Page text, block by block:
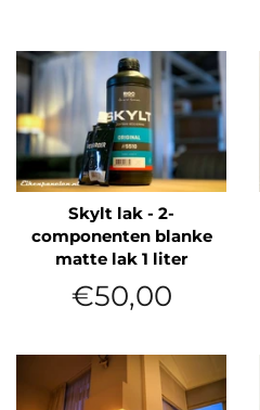
Skylt lak - 2-
componenten blanke
matte lak 1 liter
Normale
prijs
€50,00